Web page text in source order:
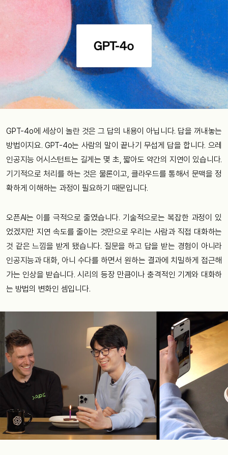
GPT-4o에 세상이 놀란 것은 그 답의 내용이 아닙니다. 답을 꺼내놓는
방법이지요. GPT-4o는 사람의 말이 끝나기 무섭게 답을 합니다. 으레
인공지능 어시스턴트는 길게는 몇 초, 짧아도 약간의 지연이 있습니다.
기기적으로 처리를 하는 것은 물론이고, 클라우드를 통해서 문맥을 정
확하게 이해하는 과정이 필요하기 때문입니다.
오픈AI는 이를 극적으로 줄였습니다. 기술적으로는 복잡한 과정이 있
었겠지만 지연 속도를 줄이는 것만으로 우리는 사람과 직접 대화하는
것 같은 느낌을 받게 됐습니다. 질문을 하고 답을 받는 경험이 아니라
인공지능과 대화, 아니 수다를 하면서 원하는 결과에 치밀하게 접근해
가는 인상을 받습니다. 시리의 등장 만큼이나 충격적인 기계와 대화하
는 방법의 변화인 셈입니다.